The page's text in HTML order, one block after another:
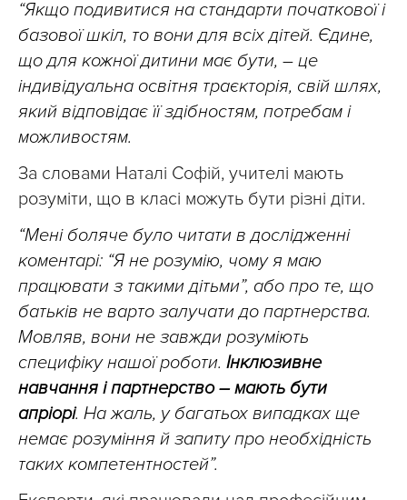
“Якщо подивитися на стандарти початкової і
базової шкіл, то вони для всіх дітей. Єдине,
що для кожної дитини має бути, – це
індивідуальна освітня траєкторія, свій шлях,
який відповідає її здібностям, потребам і
можливостям.
За словами Наталі Софій, учителі мають
розуміти, що в класі можуть бути різні діти.
“Мені боляче було читати в дослідженні
коментарі: “Я не розумію, чому я маю
працювати з такими дітьми”, або про те, що
батьків не варто залучати до партнерства.
Мовляв, вони не завжди розуміють
специфіку нашої роботи. Інклюзивне
навчання і партнерство – мають бути
апріорі. На жаль, у багатьох випадках ще
немає розуміння й запиту про необхідність
таких компетентностей”.